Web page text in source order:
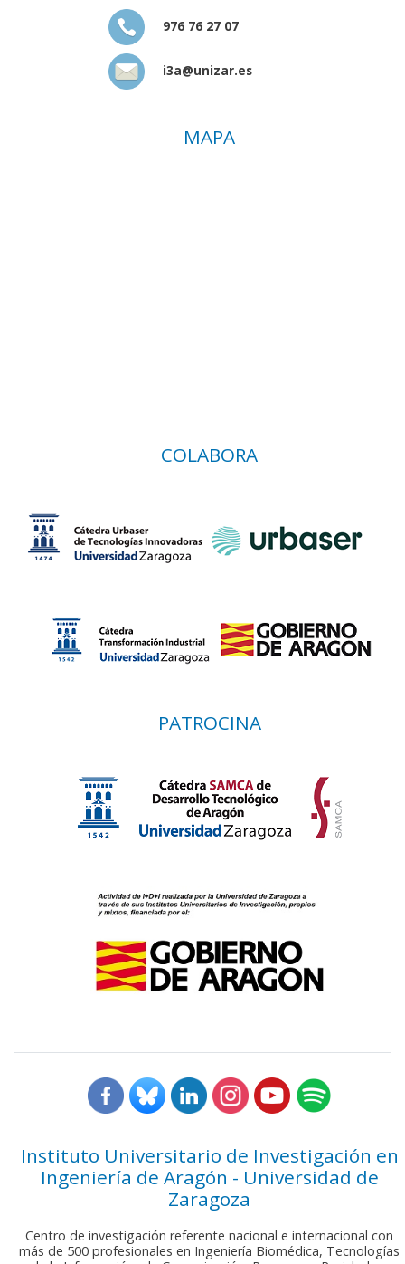
976 76 27 07
i3a@unizar.es
MAPA
COLABORA
PATROCINA
Instituto Universitario de Investigación en
Ingeniería de Aragón - Universidad de
Zaragoza
Centro de investigación referente nacional e internacional con
más de 500 profesionales en Ingeniería Biomédica, Tecnologías